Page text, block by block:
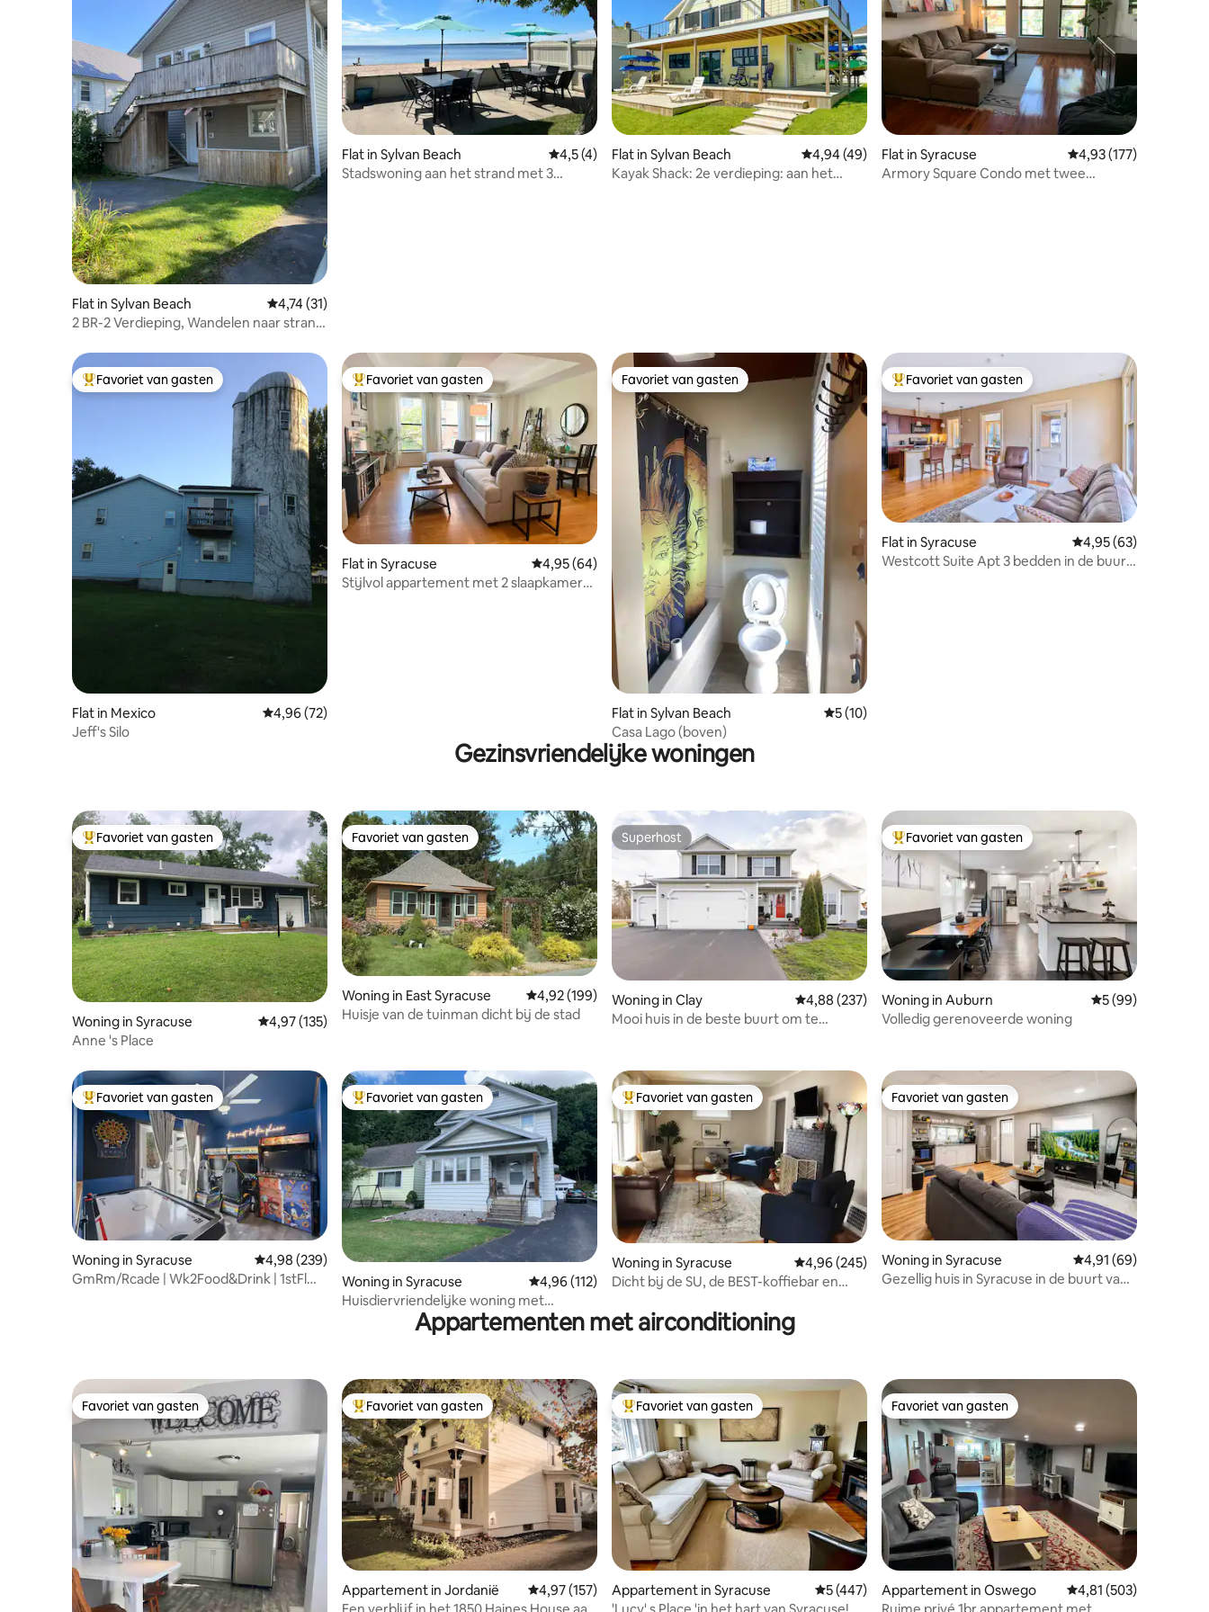
Flat in Sylvan Beach Gemiddelde beoordeling van 4,74 op 5, 31 recensies
4,74 (31)
2 BR-2 Verdieping, Wandelen naar strand,
Flat in Sylvan Beach Gemiddelde beoordeling van 4,5 op 5, 4 recensies
4,5 (4)
Stadswoning aan het strand met 3
Flat in Sylvan Beach Gemiddelde beoordeling van 4,94 op 5, 49 recensies
4,94 (49)
Kayak Shack: 2e verdieping: aan het
Flat in Syracuse Gemiddelde
4,93 (177)
Armory Square Condo met twee
Topfavoriet van gasten
Favoriet van gasten
Flat in Mexico Gemiddelde beoordeling van 4,96 op 5, 72 recensies
4,96 (72)
Jeff's Silo
Topfavoriet van gasten
Favoriet van gasten
Flat in Syracuse Gemiddelde beoordeling van 4,95 op 5, 64 recensies
4,95 (64)
Stijlvol appartement met 2 slaapkamers
Favoriet van gasten
Favoriet van gasten
Flat in Sylvan Beach Gemiddelde beoordeling van 5 op 5, 10 recensies
5 (10)
Casa Lago (boven)
Topfavoriet van gasten
Favoriet van gasten
Flat in Syracuse Gemiddelde
4,95 (63)
Westcott Suite Apt 3 bedden in de buurt
Gezinsvriendelijke woningen
Topfavoriet van gasten
Favoriet van gasten
Woning in Syracuse Gemiddelde beoordeling van 4,97 op 5, 135 recensies
4,97 (135)
Anne 's Place
Favoriet van gasten
Favoriet van gasten
Woning in East Syracuse Gemiddelde beoordeling van 4,92 op 5, 199 recensies
4,92 (199)
Huisje van de tuinman dicht bij de stad
Superhost
Superhost
Woning in Clay Gemiddelde beoordeling van 4,88 op 5, 237 recensies
4,88 (237)
Mooi huis in de beste buurt om te
Topfavoriet van gasten
Favoriet van gasten
Woning in Auburn Gemiddelde
5 (99)
Volledig gerenoveerde woning
Topfavoriet van gasten
Favoriet van gasten
Woning in Syracuse Gemiddelde beoordeling van 4,98 op 5, 239 recensies
4,98 (239)
GmRm/Rcade | Wk2Food&Drink | 1stFl
Topfavoriet van gasten
Favoriet van gasten
Woning in Syracuse Gemiddelde beoordeling van 4,96 op 5, 112 recensies
4,96 (112)
Huisdiervriendelijke woning met
omheinde tuin.
Topfavoriet van gasten
Favoriet van gasten
Woning in Syracuse Gemiddelde beoordeling van 4,96 op 5, 245 recensies
4,96 (245)
Dicht bij de SU, de BEST-koffiebar en
Favoriet van gasten
Favoriet van gasten
Woning in Syracuse Gemiddelde
4,91 (69)
Gezellig huis in Syracuse in de buurt van
Appartementen met airconditioning
Favoriet van gasten
Favoriet van gasten Topfavoriet van gasten
Favoriet van gasten
Appartement in Jordanië Gemiddelde beoordeling van 4,97 op 5, 157 recensies
4,97 (157)
Topfavoriet van gasten
Favoriet van gasten
Appartement in Syracuse Gemiddelde beoordeling van 5 op 5, 447 recensies
5 (447)
Favoriet van gasten
Favoriet van gasten
Appartement in Oswego Gemiddelde
4,81 (503)